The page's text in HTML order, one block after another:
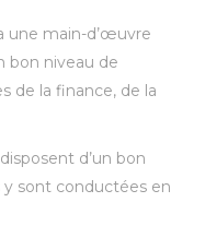
une main-d’œuvre
bon niveau de
de la finance, de la
d’un bon
sont conductées en